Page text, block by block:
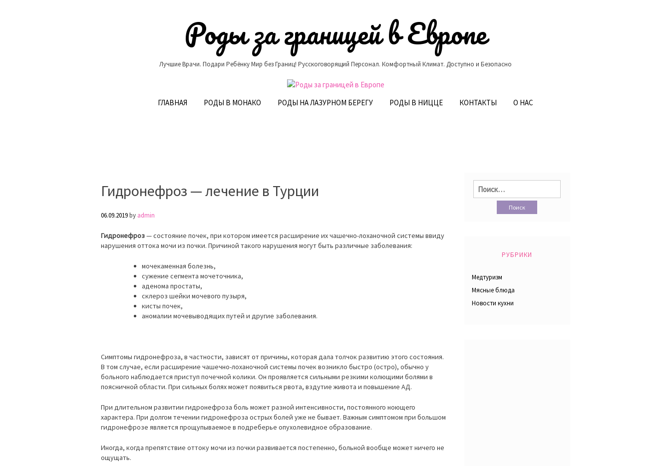
Роды за границей в Европе
Лучшие Врачи. Подари Ребёнку Мир без Границ! Русскоговорящий Персонал. Комфортный Климат. Доступно и Безопасно
ГЛАВНАЯ РОДЫ В МОНАКО РОДЫ НА ЛАЗУРНОМ БЕРЕГУ РОДЫ В НИЦЦЕ КОНТАКТЫ О НАС
Гидронефроз — лечение в Турции
06.09.2019by admin
Гидронефроз— состояние почек, при котором имеется расширение их чашечно-лоханочной системы ввиду
нарушения оттока мочи из почки. Причиной такого нарушения могут быть различные заболевания:
мочекаменная болезнь,
сужение сегмента мочеточника,
аденома простаты,
склероз шейки мочевого пузыря,
кисты почек,
аномалии мочевыводящих путей и другие заболевания.
Симптомы гидронефроза, в частности, зависят от причины, которая дала толчок развитию этого состояния.
В том случае, если расширение чашечно-лоханочной системы почек возникло быстро (остро), обычно у
больного наблюдается приступ почечной колики. Он проявляется сильными резкими колющими болями в
поясничной области. При сильных болях может появиться рвота, вздутие живота и повышение АД.
При длительном развитии гидронефроза боль может разной интенсивности, постоянного ноющего
характера. При долгом течении гидронефроза острых болей уже не бывает. Важным симптомом при большом
гидронефрозе является прощупываемое в подреберье опухолевидное образование.
Иногда, когда препятствие оттоку мочи из почки развивается постепенно, больной вообще может ничего не
ощущать.
Найти:
РУБРИКИ
Медтуризм
Мясные блюда
Новости кухни